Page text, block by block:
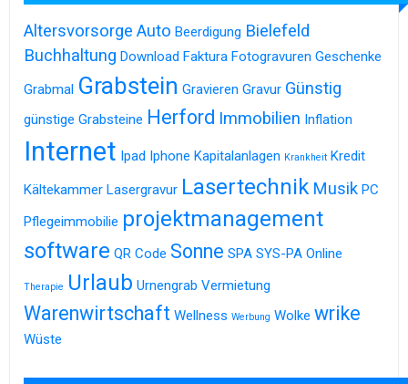
Altersvorsorge Auto Beerdigung Bielefeld
Buchhaltung Download Faktura Fotogravuren Geschenke
Grabmal Grabstein Gravieren Gravur Günstig
günstige Grabsteine Herford Immobilien Inflation
Internet Ipad Iphone Kapitalanlagen Krankheit Kredit
Kältekammer Lasergravur Lasertechnik Musik PC
Pflegeimmobilie projektmanagement
software QR Code Sonne SPA SYS-PA Online
Therapie Urlaub Urnengrab Vermietung
Warenwirtschaft Wellness Werbung Wolke wrike
Wüste